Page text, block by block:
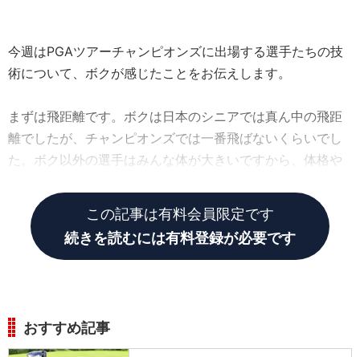
今週はPGAツアーチャンピオンズに出場する選手たちの技
術について、ボクが感じたことをお伝えします。
まずは飛距離です。ボクは日本のシニアでは真ん中の飛距
離でしたが、チャンピオンズでは一番飛ばないくらいでし
た。ボク以外の選手はみんな体が大きいですから、体格や
この記事は有料会員限定です
続きを読むには有料登録が必要です
おすすめ記事